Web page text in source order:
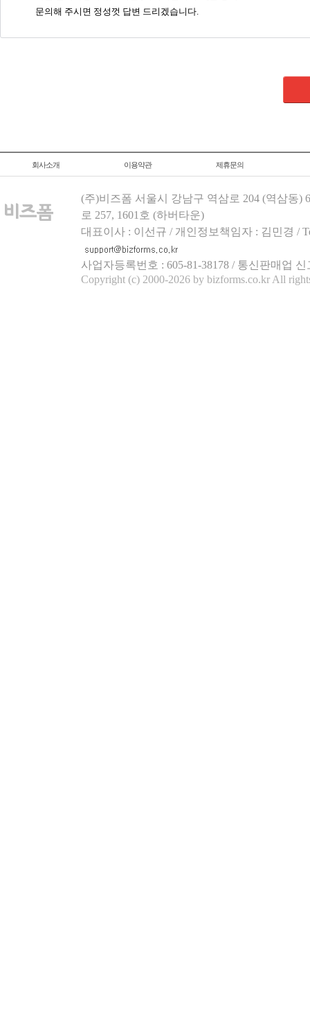
문의해 주시면 정성껏 답변 드리겠습니다.
회사소개 이용약관 제휴문의
(주)비즈폼 서울시 강남구 역삼로 204 (역삼동)
로 257, 1601호 (하버타운)
대표이사 : 이선규 / 개인정보책임자 : 김민경 /
사업자등록번호 : 605-81-38178 / 통신판매업
Copyright (c) 2000-2026 by bizforms.co.kr All